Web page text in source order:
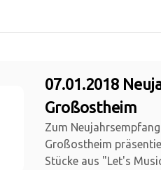
07.01.2018
Großostheim
Zum
Großostheim
Stücke aus "Let's